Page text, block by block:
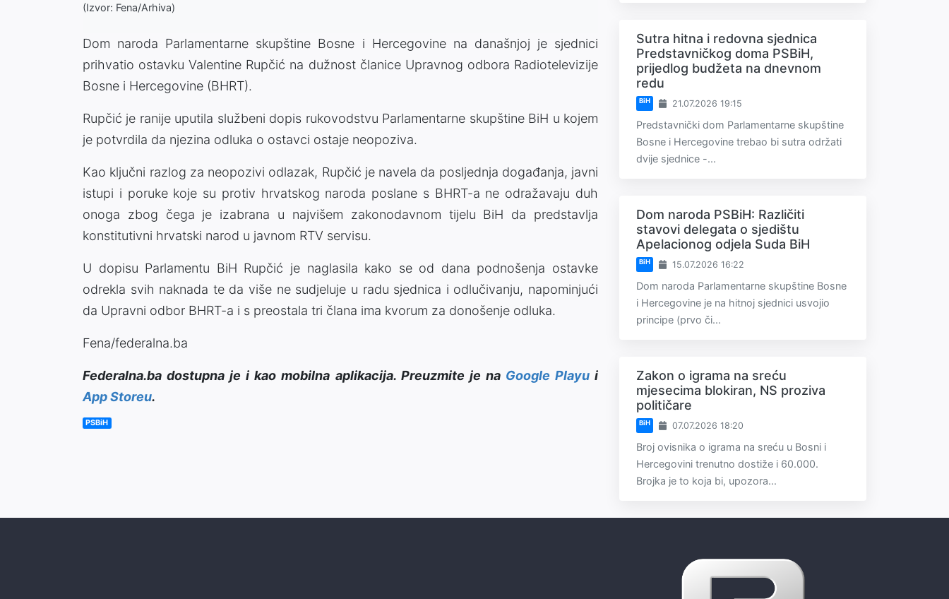
(Izvor: Fena/Arhiva)
Dom naroda Parlamentarne skupštine Bosne i Hercegovine na današnjoj je sjednici
prihvatio ostavku Valentine Rupčić na dužnost članice Upravnog odbora Radiotelevizije
Bosne i Hercegovine (BHRT).
Rupčić je ranije uputila službeni dopis rukovodstvu Parlamentarne skupštine BiH u kojem
je potvrdila da njezina odluka o ostavci ostaje neopoziva.
Kao ključni razlog za neopozivi odlazak, Rupčić je navela da posljednja događanja, javni
istupi i poruke koje su protiv hrvatskog naroda poslane s BHRT-a ne odražavaju duh
onoga zbog čega je izabrana u najvišem zakonodavnom tijelu BiH da predstavlja
konstitutivni hrvatski narod u javnom RTV servisu.
U dopisu Parlamentu BiH Rupčić je naglasila kako se od dana podnošenja ostavke
odrekla svih naknada te da više ne sudjeluje u radu sjednica i odlučivanju, napominjući
da Upravni odbor BHRT-a i s preostala tri člana ima kvorum za donošenje odluka.
Fena/federalna.ba
Federalna.ba dostupna je i kao mobilna aplikacija. Preuzmite je na Google Playui
App Storeu.
PSBiH
Sutra hitna i redovna sjednica
Predstavničkog doma PSBiH,
prijedlog budžeta na dnevnom
redu
BiH 21.07.2026 19:15
Predstavnički dom Parlamentarne skupštine
Bosne i Hercegovine trebao bi sutra održati
dvije sjednice -...
Dom naroda PSBiH: Različiti
stavovi delegata o sjedištu
Apelacionog odjela Suda BiH
BiH 15.07.2026 16:22
Dom naroda Parlamentarne skupštine Bosne
i Hercegovine je na hitnoj sjednici usvojio
principe (prvo či...
Zakon o igrama na sreću
mjesecima blokiran, NS proziva
političare
BiH 07.07.2026 18:20
Broj ovisnika o igrama na sreću u Bosni i
Hercegovini trenutno dostiže i 60.000.
Brojka je to koja bi, upozora...